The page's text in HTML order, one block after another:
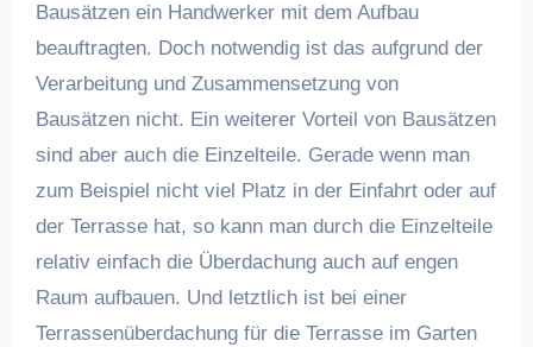
Bausätzen ein Handwerker mit dem Aufbau
beauftragten. Doch notwendig ist das aufgrund der
Verarbeitung und Zusammensetzung von
Bausätzen nicht. Ein weiterer Vorteil von Bausätzen
sind aber auch die Einzelteile. Gerade wenn man
zum Beispiel nicht viel Platz in der Einfahrt oder auf
der Terrasse hat, so kann man durch die Einzelteile
relativ einfach die Überdachung auch auf engen
Raum aufbauen. Und letztlich ist bei einer
Terrassenüberdachung für die Terrasse im Garten